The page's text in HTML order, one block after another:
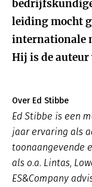
leiding mocht
internationale
Hij is de
Over Ed Stibbe
Ed Stibbe is een
jaar ervaring als
toonaangevende
als o.a. Lintas,
ES&Company